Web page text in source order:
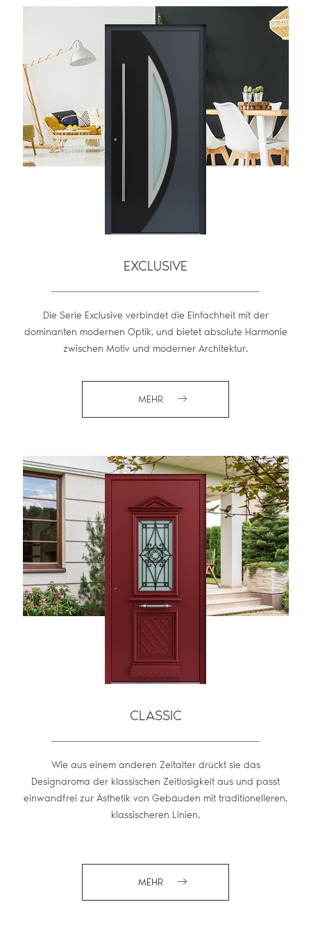
EXCLUSIVE
Die Serie Exclusive verbindet die Einfachheit mit der
dominanten modernen Optik, und bietet absolute Harmonie
zwischen Motiv und moderner Architektur.
MEHR
CLASSIC
Wie aus einem anderen Zeitalter drückt sie das
Designaroma der klassischen Zeitlosigkeit aus und passt
einwandfrei zur Ästhetik von Gebäuden mit traditionelleren,
klassischeren Linien.
MEHR